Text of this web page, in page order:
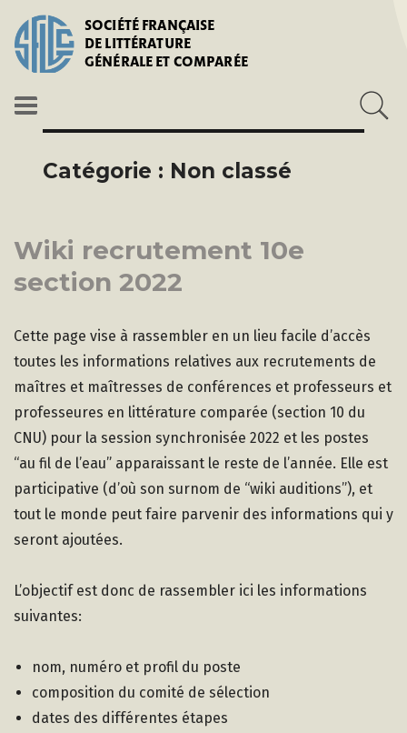
SOCIÉTÉ FRANÇAISE
DE LITTÉRATURE
GÉNÉRALE ET COMPARÉE
Catégorie : Non classé
Wiki recrutement 10e
section 2022
Cette page vise à rassembler en un lieu facile d’accès
toutes les informations relatives aux recrutements de
maîtres et maîtresses de conférences et professeurs et
professeures en littérature comparée (section 10 du
CNU) pour la session synchronisée 2022 et les postes
“au fil de l’eau” apparaissant le reste de l’année. Elle est
participative (d’où son surnom de “wiki auditions”), et
tout le monde peut faire parvenir des informations qui y
seront ajoutées.
L’objectif est donc de rassembler ici les informations
suivantes:
nom, numéro et profil du poste
composition du comité de sélection
dates des différentes étapes